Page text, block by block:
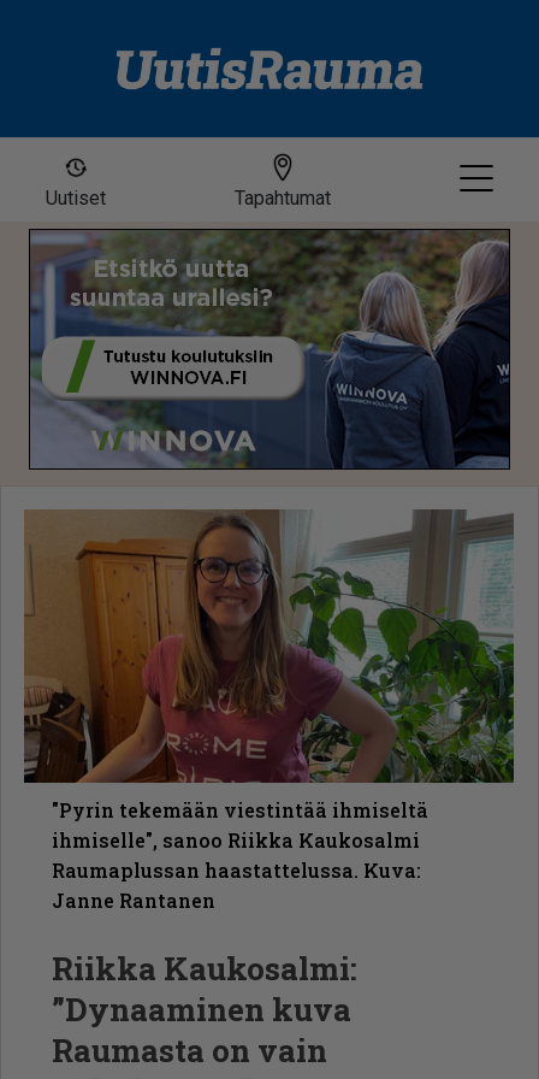
Uutiset Tapahtumat
"Pyrin tekemään viestintää ihmiseltä
ihmiselle", sanoo Riikka Kaukosalmi
Raumaplussan haastattelussa. Kuva:
Janne Rantanen
Riikka Kaukosalmi:
”Dynaaminen kuva
Raumasta on vain